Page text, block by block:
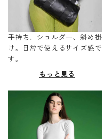
手持ち、ショルダー、斜め掛
け。日常で使えるサイズ感で
す。
もっと見る